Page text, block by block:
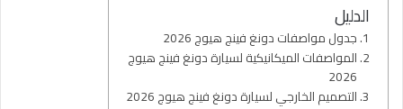
الدليل
جدول مواصفات دونغ فينج هيوج 2026
المواصفات الميكانيكية لسيارة دونغ فينج هيوج
2026
التصميم الخارجي لسيارة دونغ فينج هيوج 2026